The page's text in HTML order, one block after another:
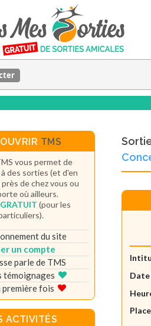
Date
TMS
vous permet de
des sorties (et d'en
de chez vous ou
où ailleurs.
GRATUIT (pour les
du site
un compte
parle de TMS
fois
ACTIVITÉS